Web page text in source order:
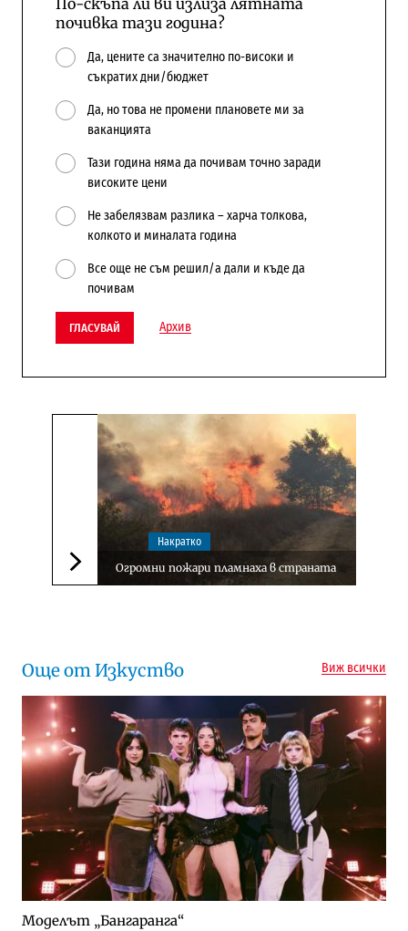
почивка тази година?
Да, цените са значително по-високи и
съкратих дни/бюджет
Да, но това не промени плановете ми за
ваканцията
Тази година няма да почивам точно заради
високите цени
Не забелязвам разлика – харча толкова,
колкото и миналата година
Все още не съм решил/а дали и къде да
почивам
ГЛАСУВАЙ Архив
Следваща новина
Накратко
Огромни пожари пламнаха в страната
Още от Изкуство Виж всички
Моделът „Бангаранга“